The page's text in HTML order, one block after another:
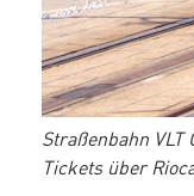
Straßenbahn VLT
Tickets über